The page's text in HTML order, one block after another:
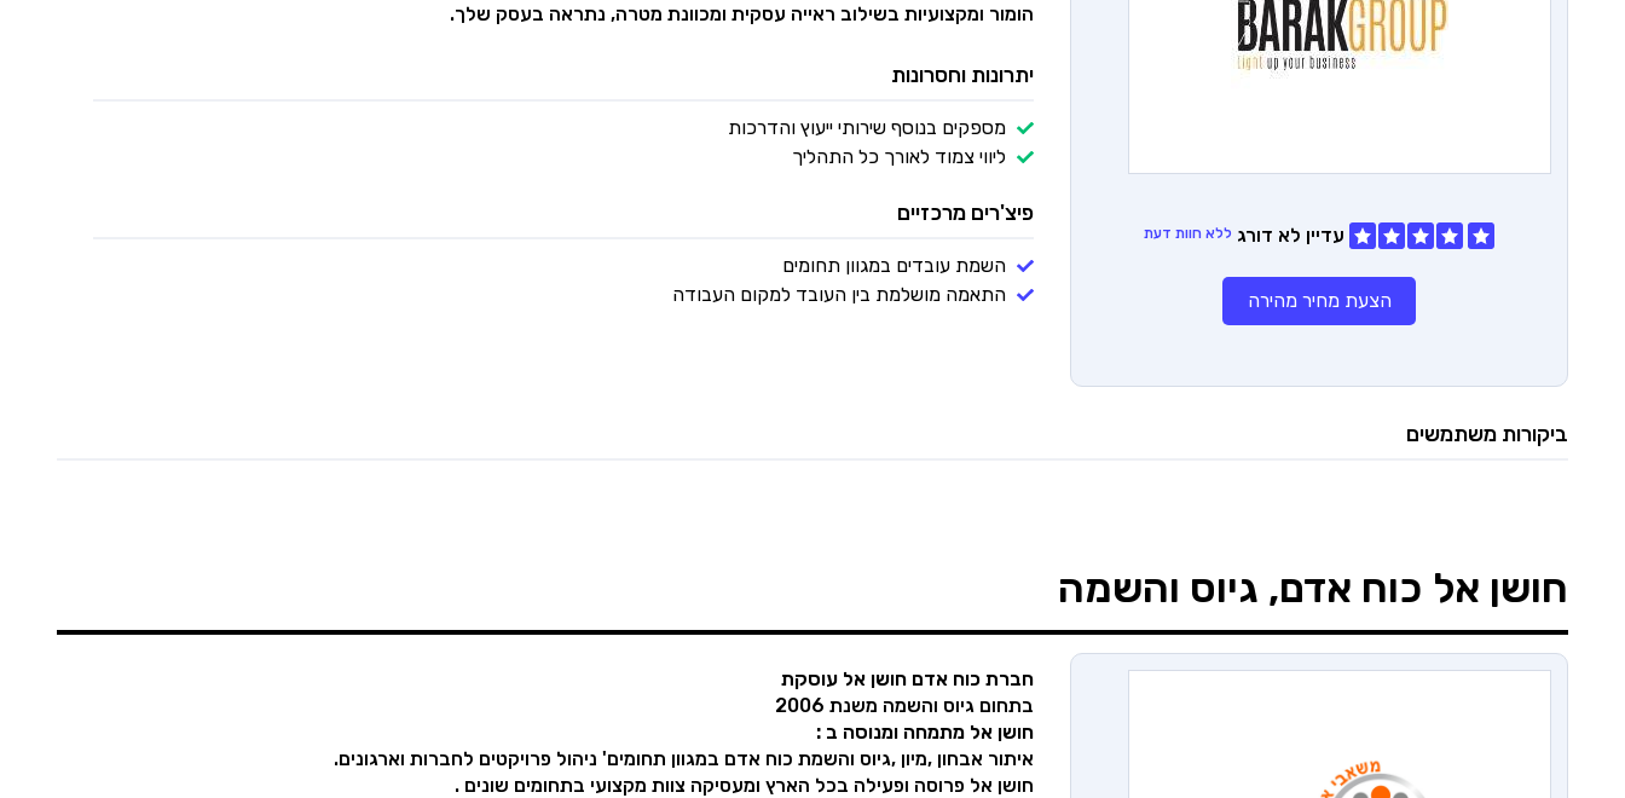
עדיין לא דורג ללא חוות דעת
הצעת מחיר מהירה
הומור ומקצועיות בשילוב ראייה עסקית ומכוונת מטרה, נתראה בעסק שלך.
יתרונות וחסרונות
מספקים בנוסף שירותי ייעוץ והדרכות
ליווי צמוד לאורך כל התהליך
פיצ'רים מרכזיים
השמת עובדים במגוון תחומים
התאמה מושלמת בין העובד למקום העבודה
ביקורות משתמשים
חושן אל כוח אדם, גיוס והשמה
חברת כוח אדם חושן אל עוסקת
בתחום גיוס והשמה משנת 2006
חושן אל מתמחה ומנוסה ב :
איתור אבחון ,מיון ,גיוס והשמת כוח אדם במגוון תחומים' ניהול פרויקטים לחברות וארגונים.
חושן אל פרוסה ופעילה בכל הארץ ומעסיקה צוות מקצועי בתחומים שונים .